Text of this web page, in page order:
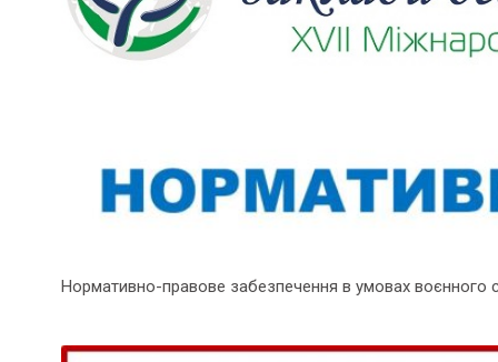
Нормативно-правове забезпечення в умовах воєнного